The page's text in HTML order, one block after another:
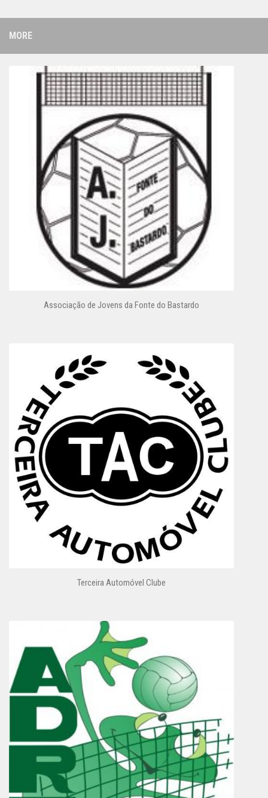
MORE
Associação de Jovens da Fonte do Bastardo
Terceira Automóvel Clube